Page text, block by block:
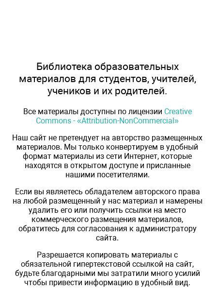
Библиотека образовательных
материалов для студентов, учителей,
учеников и их родителей.
Все материалы доступны по лицензии Creative
Commons - «Attribution-NonCommercial»
Наш сайт не претендует на авторство размещенных
материалов. Мы только конвертируем в удобный
формат материалы из сети Интернет, которые
находятся в открытом доступе и присланные
нашими посетителями.
Если вы являетесь обладателем авторского права
на любой размещенный у нас материал и намерены
удалить его или получить ссылки на место
коммерческого размещения материалов,
обратитесь для согласования к администратору
сайта.
Разрешается копировать материалы с
обязательной гипертекстовой ссылкой на сайт,
будьте благодарными мы затратили много усилий
чтобы привести информацию в удобный вид.